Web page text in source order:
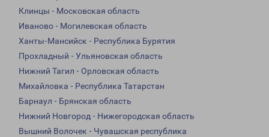
Клинцы - Московская область
Иваново - Могилевская область
Ханты-Мансийск - Республика Бурятия
Прохладный - Ульяновская область
Нижний Тагил - Орловская область
Михайловка - Республика Татарстан
Барнаул - Брянская область
Нижний Новгород - Нижегородская область
Вышний Волочек - Чувашская республика